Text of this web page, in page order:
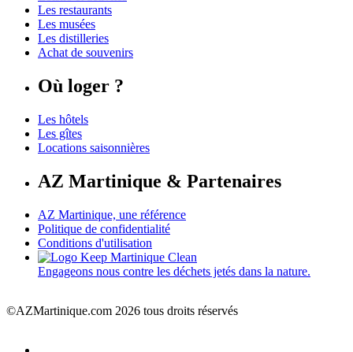
Les restaurants
Les musées
Les distilleries
Achat de souvenirs
Où loger ?
Les hôtels
Les gîtes
Locations saisonnières
AZ Martinique & Partenaires
AZ Martinique, une référence
Politique de confidentialité
Conditions d'utilisation
Engageons nous contre les déchets jetés dans la nature.
©AZMartinique.com 2026 tous droits réservés